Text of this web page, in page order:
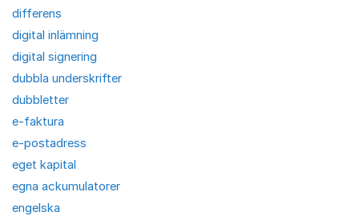
differens
digital inlämning
digital signering
dubbla underskrifter
dubbletter
e-faktura
e-postadress
eget kapital
egna ackumulatorer
engelska